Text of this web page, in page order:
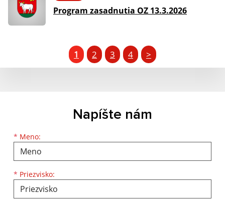
Program zasadnutia OZ 13.3.2026
1 2 3 4 >
Napíšte nám
* Meno:
Meno
* Priezvisko:
Priezvisko
E-mailová adresa